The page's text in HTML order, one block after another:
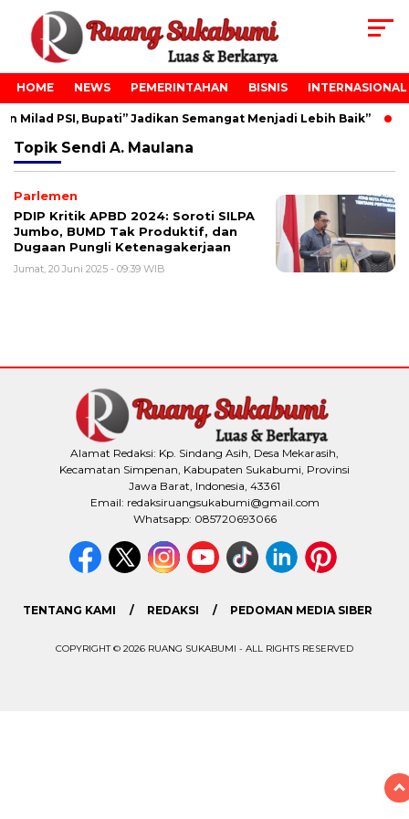
HOME NEWS PEMERINTAHAN BISNIS INTERNASIONAL
Milad PSI, Bupati” Jadikan Semangat Menjadi Lebih Baik”
Topik Sendi A. Maulana
Parlemen
PDIP Kritik APBD 2024: Soroti SILPA
Jumbo, BUMD Tak Produktif, dan
Dugaan Pungli Ketenagakerjaan
Jumat, 20 Juni 2025 - 09:39 WIB
Alamat Redaksi: Kp. Sindang Asih, Desa Mekarasih,
Kecamatan Simpenan, Kabupaten Sukabumi, Provinsi
Jawa Barat, Indonesia, 43361
Email: redaksiruangsukabumi@gmail.com
Whatsapp: 085720693066
TENTANG KAMI REDAKSI PEDOMAN MEDIA SIBER
COPYRIGHT © 2026 RUANG SUKABUMI - ALL RIGHTS RESERVED